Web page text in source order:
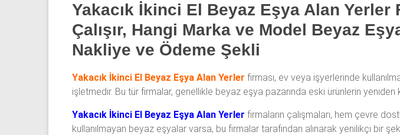
eşya
olarak
buzdolabı,
çamaşır
makinesi,
bulaşık
makinesi,
derin
dondurucu,
Yakacık İkinci El Beyaz Eşya Alan Yerler
Çalışır, Hangi Marka ve Model Beyaz
Nakliye ve Ödeme Şekli
Yakacık İkinci El Beyaz Eşya Alan Yerler firması, ev veya işyerlerinde
işletmedir. Bu tür firmalar, genellikle beyaz eşya pazarında eski ürünlerin yeniden
Yakacık İkinci El Beyaz Eşya Alan Yerler firmaların çalışmaları, hem çevre
kullanılmayan beyaz eşyalar varsa, bu firmalar tarafından alınarak yenilikçi bir